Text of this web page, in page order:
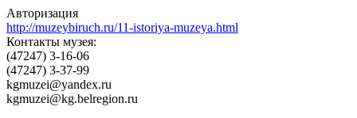
Авторизация
http://muzeybiruch.ru/11-istoriya-muzeya.html
Контакты музея:
(47247) 3-16-06
(47247) 3-37-99
kgmuzei@yandex.ru
kgmuzei@kg.belregion.ru